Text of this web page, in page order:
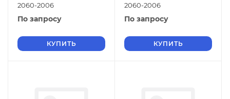
2060-2006
По запросу
КУПИТЬ
2060-2006
По запросу
КУПИТЬ